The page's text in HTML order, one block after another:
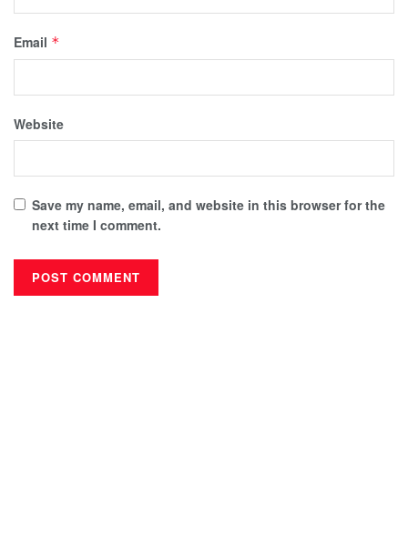
Email *
Website
Save my name, email, and website in this browser for the
next time I comment.